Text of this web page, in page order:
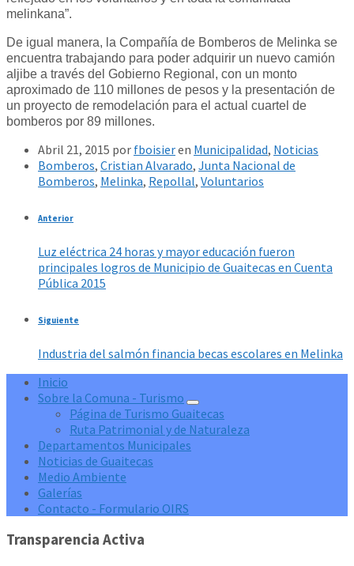
melinkana”.
De igual manera, la Compañía de Bomberos de Melinka se
encuentra trabajando para poder adquirir un nuevo camión
aljibe a través del Gobierno Regional, con un monto
aproximado de 110 millones de pesos y la presentación de
un proyecto de remodelación para el actual cuartel de
bomberos por 89 millones.
Abril 21, 2015 por fboisieren Municipalidad, Noticias
Bomberos, Cristian Alvarado, Junta Nacional de
Bomberos, Melinka, Repollal, Voluntarios
Anterior
Luz eléctrica 24 horas y mayor educación fueron
principales logros de Municipio de Guaitecas en Cuenta
Pública 2015
Siguiente
Industria del salmón financia becas escolares en Melinka
Inicio
Sobre la Comuna - Turismo
Página de Turismo Guaitecas
Ruta Patrimonial y de Naturaleza
Departamentos Municipales
Noticias de Guaitecas
Medio Ambiente
Galerías
Contacto - Formulario OIRS
Transparencia Activa